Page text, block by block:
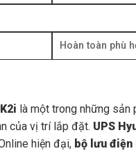
Hoàn toàn phù
là một trong những sản
của vị trí lắp đặt. UPS
hiện đại, bộ lưu điện